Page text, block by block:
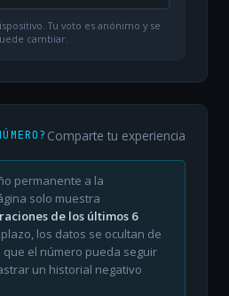
Tu voto es anónimo y se
cambiar.
Comparte tu experiencia
permanente a la
solo muestra
de los últimos 6
los datos se ocultan de
el número pueda seguir
un historial negativo